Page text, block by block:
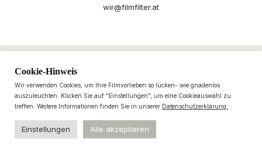
wir@filmfilter.at
Cookie-Hinweis
Wir verwenden Cookies, um Ihre Filmvorlieben so lücken- wie gnadenlos
auszuleuchten. Klicken Sie auf "Einstellungen", um eine Cookieauswahl zu
treffen. Weitere Informationen finden Sie in unserer Datenschutzerklärung.
Einstellungen Alle akzeptieren